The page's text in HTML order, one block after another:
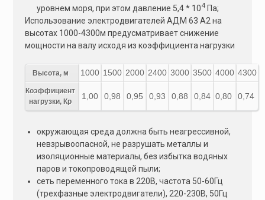
уровнем моря, при этом давление 5,4 * 104 Па;
Использование электродвигателей АДМ 63 А2 на
высотах 1000-4300м предусматривает снижение
мощности на валу исходя из коэффициента нагрузки
Высота, м 1000 1500 2000 2400 3000 3500 4000 4300
Коэффициент
нагрузки, Кр
1,00 0,98 0,95 0,93 0,88 0,84 0,80 0,74
окружающая среда должна быть неагрессивной,
невзрывоопасной, не разрушать металлы и
изоляционные материалы, без избытка водяных
паров и токопроводящей пыли;
сеть переменного тока в 220В, частота 50-60Гц
(трехфазные электродвигатели), 220-230В, 50Гц